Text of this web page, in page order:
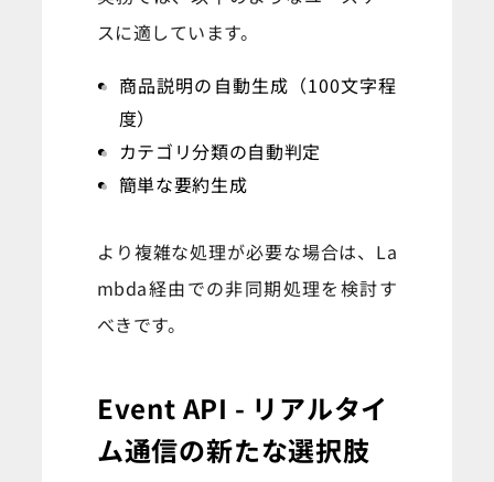
スに適しています。
商品説明の自動生成（100文字程
度）
カテゴリ分類の自動判定
簡単な要約生成
より複雑な処理が必要な場合は、La
mbda経由での非同期処理を検討す
べきです。
Event API - リアルタイ
ム通信の新たな選択肢